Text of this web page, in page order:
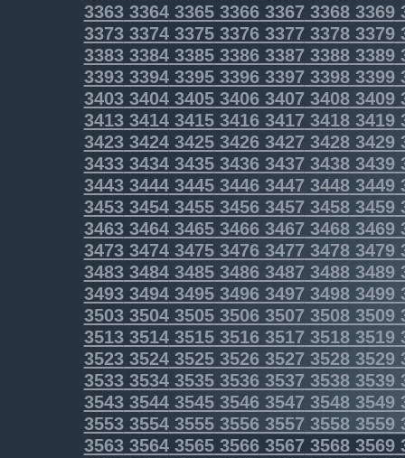
3363336433653366336733683369
3373337433753376337733783379
3383338433853386338733883389
3393339433953396339733983399
3403340434053406340734083409
3413341434153416341734183419
3423342434253426342734283429
3433343434353436343734383439
34433444344534463447 34483449
34533454345534563457 34583459
3463346434653466346734683469
34733474347534763477 34783479
34833484348534863487 34883489
34933494349534963497 34983499
35033504350535063507 35083509
35133514351535163517 35183519
35233524352535263527 35283529
35333534353535363537 35383539
35433544354535463547 35483549
35533554355535563557 35583559
3563356435653566356735683569